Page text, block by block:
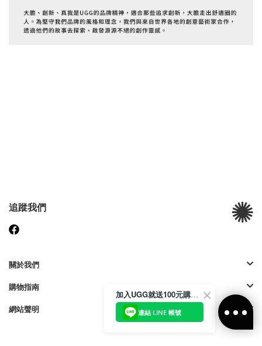
追蹤我們
關於我們
購物指南
網站聲明
加入UGG就送100元購物金
連結 LINE 帳號